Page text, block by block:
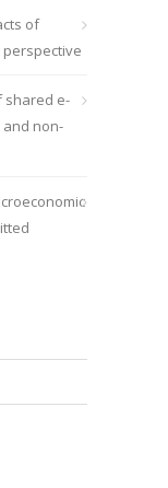
of
shared e-
non-